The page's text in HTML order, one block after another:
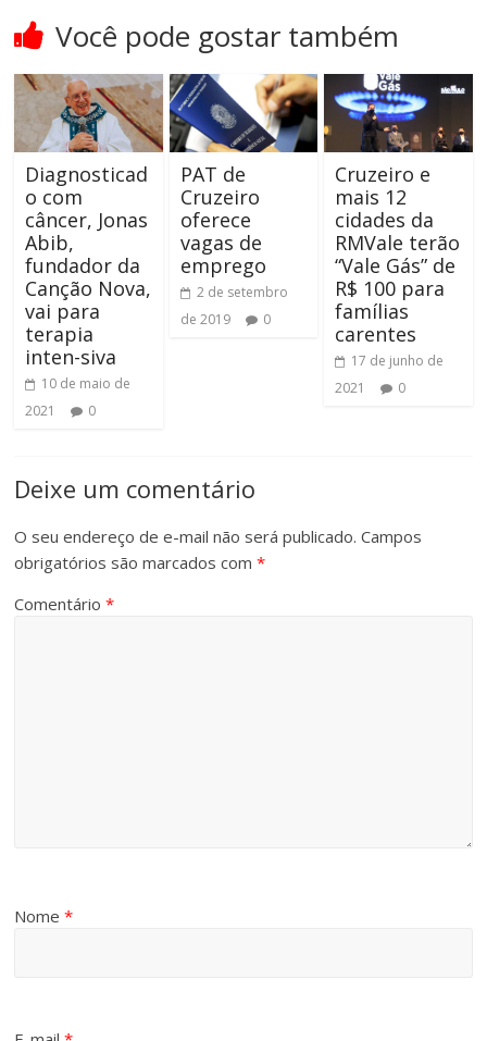
Você pode gostar também
Diagnosticad
o com
câncer, Jonas
Abib,
fundador da
Canção Nova,
vai para
terapia
inten-siva
10 de maio de
2021
0
PAT de
Cruzeiro
oferece
vagas de
emprego
2 de setembro
de 2019
0
Cruzeiro e
mais 12
cidades da
RMVale terão
“Vale Gás” de
R$ 100 para
famílias
carentes
17 de junho de
2021
0
Deixe um comentário
O seu endereço de e-mail não será publicado. Campos
obrigatórios são marcados com*
Comentário*
Nome*